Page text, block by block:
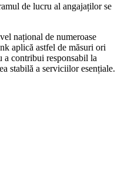
de lucru al angajaților se
național de numeroase
aplică astfel de măsuri ori
a contribui responsabil la
stabilă a serviciilor esențiale.